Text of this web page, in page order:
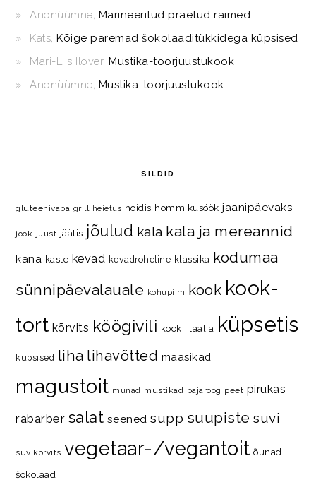
Anonüümne, Marineeritud praetud räimed
Kats,Kõige paremad šokolaaditükkidega küpsised
Mari-Liis Ilover,Mustika-toorjuustukook
Anonüümne, Mustika-toorjuustukook
SILDID
gluteenivaba grill heietus hoidis hommikusöök jaanipäevaks
jook juust jäätis jõulud kala kala ja mereannid
kana kaste kevad kevadroheline klassika kodumaa
sünnipäevalauale kohupiim kook kook-
tort kõrvits köögivili köök: itaalia küpsetis
küpsised liha lihavõtted maasikad
magustoit munad mustikad pajaroog peet pirukas
rabarber salat seened supp suupiste suvi
suvikõrvits vegetaar-/vegantoit õunad
šokolaad